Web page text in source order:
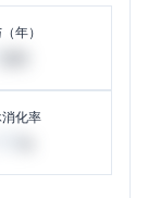
年）
化率